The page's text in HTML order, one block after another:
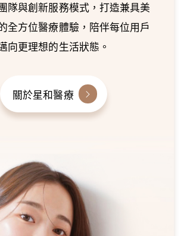
隊與創新服務模式，打造兼具美
全方位醫療體驗，陪伴每位用戶
向更理想的生活狀態。
關於星和醫療